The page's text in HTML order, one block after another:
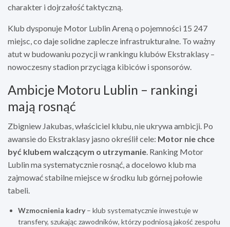
charakter i dojrzałość taktyczną.
Klub dysponuje Motor Lublin Areną o pojemności 15 247
miejsc, co daje solidne zaplecze infrastrukturalne. To ważny
atut w budowaniu pozycji w rankingu klubów Ekstraklasy –
nowoczesny stadion przyciąga kibiców i sponsorów.
Ambicje Motoru Lublin – rankingi
mają rosnąć
Zbigniew Jakubas, właściciel klubu, nie ukrywa ambicji. Po
awansie do Ekstraklasy jasno określił cele: Motor nie chce
być klubem walczącym o utrzymanie. Ranking Motor
Lublin ma systematycznie rosnąć, a docelowo klub ma
zajmować stabilne miejsce w środku lub górnej połowie
tabeli.
Wzmocnienia kadry– klub systematycznie inwestuje w
transfery, szukając zawodników, którzy podniosą jakość zespołu